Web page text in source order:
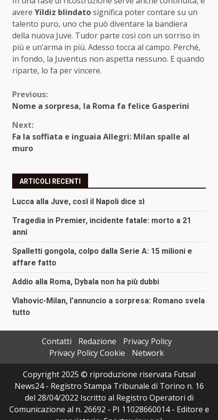
avere Yildiz blindatosignifica poter contare su un
talento puro, uno che può diventare la bandiera
della nuova Juve. Tudor parte così con un sorriso in
più e un’arma in più. Adesso tocca al campo. Perché,
in fondo, la Juventus non aspetta nessuno. E quando
riparte, lo fa per vincere.
Continue
Reading
Previous:
Nome a sorpresa, la Roma fa felice Gasperini
Next:
Fa la soffiata e inguaia Allegri: Milan spalle al
muro
ARTICOLI RECENTI
Lucca alla Juve, così il Napoli dice sì
Tragedia in Premier, incidente fatale: morto a 21
anni
Spalletti gongola, colpo dalla Serie A: 15 milioni e
affare fatto
Addio alla Roma, Dybala non ha più dubbi
Vlahovic-Milan, l’annuncio a sorpresa: Romano svela
tutto
Contatti Redazione
Privacy Policy
Privacy Policy Cookie
Network
Copyright 2025 © riproduzione riservata Futsal
News24 - Registro Stampa Tribunale di Torino n. 16
del 28/04/2022 Iscritto al Registro Operatori di
Comunicazione al n. 26692 - PI 11028660014 - Editore e